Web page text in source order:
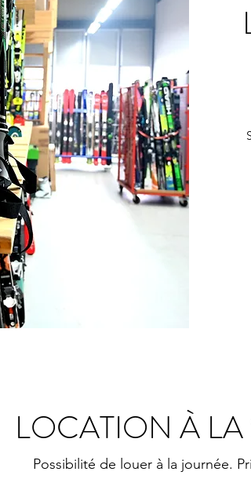
LOCATION À
Possibilité de louer à la journée.